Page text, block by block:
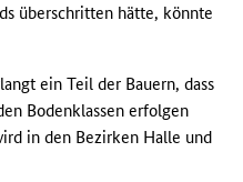
überschritten hätte, könnte
ein Teil der Bauern, dass
Bodenklassen erfolgen
in den Bezirken Halle und